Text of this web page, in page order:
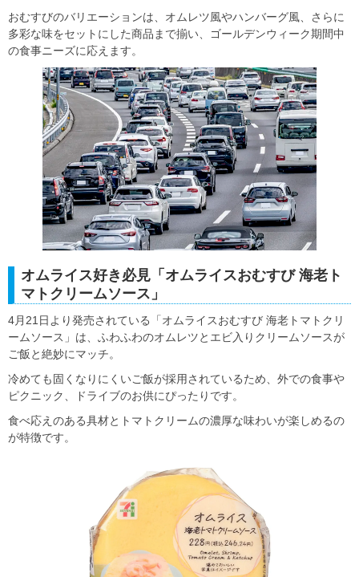
おむすびのバリエーションは、オムレツ風やハンバーグ風、さらに
多彩な味をセットにした商品まで揃い、ゴールデンウィーク期間中
の食事ニーズに応えます。
オムライス好き必見「オムライスおむすび 海老ト
マトクリームソース」
4月21日より発売されている「オムライスおむすび 海老トマトクリ
ームソース」は、ふわふわのオムレツとエビ入りクリームソースが
ご飯と絶妙にマッチ。
冷めても固くなりにくいご飯が採用されているため、外での食事や
ピクニック、ドライブのお供にぴったりです。
食べ応えのある具材とトマトクリームの濃厚な味わいが楽しめるの
が特徴です。